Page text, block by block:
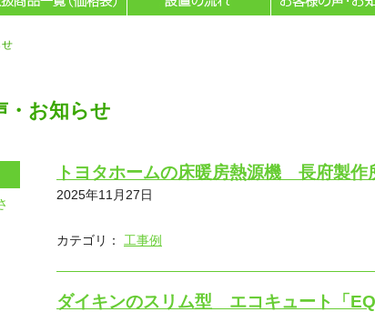
せ
・お知らせ
トヨタホームの床暖房熱源機 長府製
2025年11月27日
カテゴリ： 工事例
ダイキンのスリム型 エコキュート「